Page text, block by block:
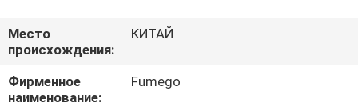
О
НАС
Место
происхождения:
КИТАЙ
Фирменное
наименование:
Fumego